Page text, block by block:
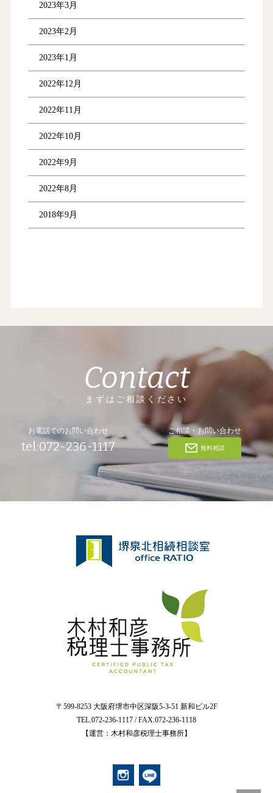
2023年3月
2023年2月
2023年1月
2022年12月
2022年11月
2022年10月
2022年9月
2022年8月
2018年9月
Contact
まずはご相談ください
お電話でのお問い合わせ
tel:072-236-1117
ご相談・お問い合わせ
無料相談
〒599-8253 大阪府堺市中区深阪5-3-51 新和ビル2F
TEL.072-236-1117 / FAX.072-236-1118
【運営：木村和彦税理士事務所】